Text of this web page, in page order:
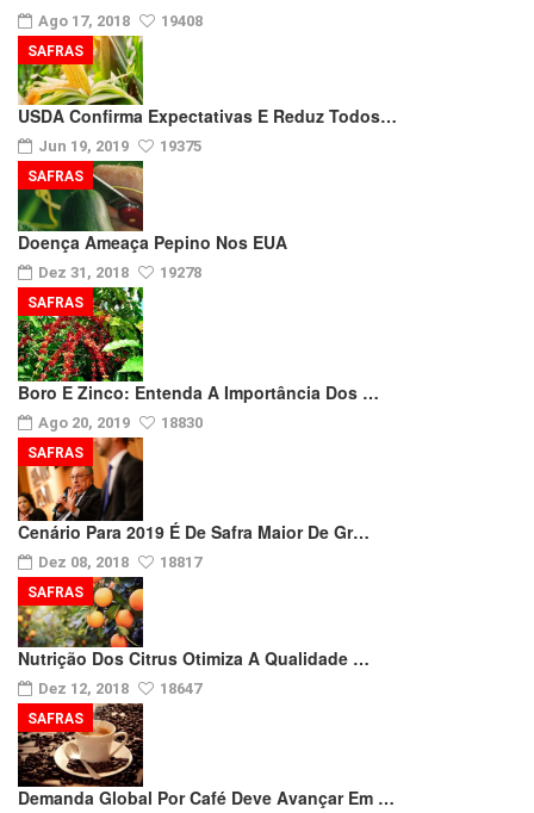
Ago 17, 2018 19408
USDA Confirma Expectativas E Reduz Todos…
Jun 19, 2019 19375
SAFRAS
Doença Ameaça Pepino Nos EUA
Dez 31, 2018 19278
SAFRAS
Boro E Zinco: Entenda A Importância Dos …
Ago 20, 2019 18830
SAFRAS
Cenário Para 2019 É De Safra Maior De Gr…
Dez 08, 2018 18817
SAFRAS
Nutrição Dos Citrus Otimiza A Qualidade …
Dez 12, 2018 18647
SAFRAS
Demanda Global Por Café Deve Avançar Em …
SAFRAS